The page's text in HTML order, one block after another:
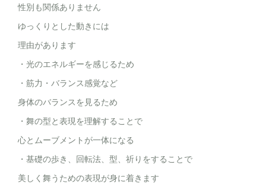
性別も関係ありません
ゆっくりとした動きには
理由があります
・光のエネルギーを感じるため
・筋力・バランス感覚など
身体のバランスを見るため
・舞の型と表現を理解することで
心とムーブメントが一体になる
・基礎の歩き、回転法、型、祈りをすることで
美しく舞うための表現が身に着きます